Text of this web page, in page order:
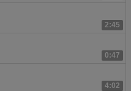
2:45
0:47
4:02